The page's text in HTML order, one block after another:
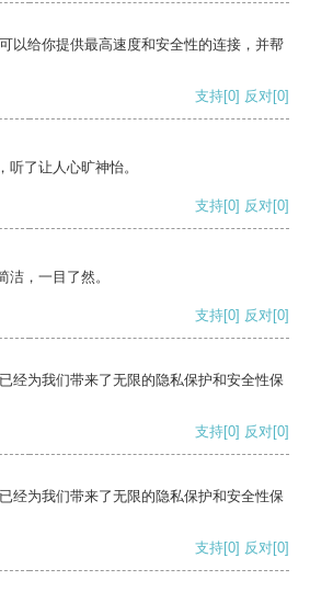
以给你提供最高速度和安全性的连接，并帮
支持[0] 反对[0]
了让人心旷神怡。
支持[0] 反对[0]
洁，一目了然。
支持[0] 反对[0]
经为我们带来了无限的隐私保护和安全性保
支持[0] 反对[0]
经为我们带来了无限的隐私保护和安全性保
支持[0] 反对[0]